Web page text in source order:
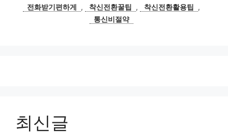
전화받기편하게
, 착신전환꿀팁 , 착신전환활용팁
,
통신비절약
최신글